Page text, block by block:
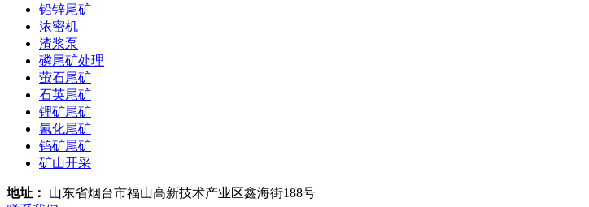
铅锌尾矿
浓密机
渣浆泵
磷尾矿处理
萤石尾矿
石英尾矿
锂矿尾矿
氰化尾矿
钨矿尾矿
矿山开采
地址：
山东省烟台市福山高新技术产业区鑫海街188号